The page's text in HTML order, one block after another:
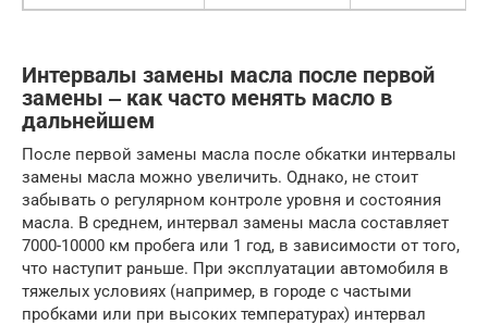
Интервалы замены масла после первой
замены ‒ как часто менять масло в
дальнейшем
После первой замены масла после обкатки интервалы
замены масла можно увеличить. Однако, не стоит
забывать о регулярном контроле уровня и состояния
масла. В среднем, интервал замены масла составляет
7000-10000 км пробега или 1 год, в зависимости от того,
что наступит раньше. При эксплуатации автомобиля в
тяжелых условиях (например, в городе с частыми
пробками или при высоких температурах) интервал